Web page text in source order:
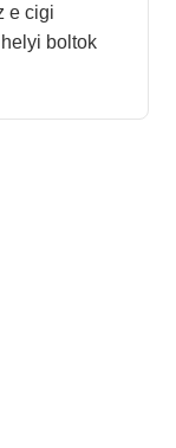
e cigi
boltok